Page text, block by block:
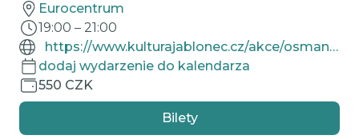
Eurocentrum
19:00 – 21:00
https://www.kulturajablonec.cz/akce/osmany-show/
dodaj wydarzenie do kalendarza
550 CZK
Bilety